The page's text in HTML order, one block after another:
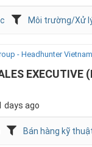
Môi trường/Xử
- Headhunter Vietnam
EXECUTIVE
days ago
Bán hàng kỹ